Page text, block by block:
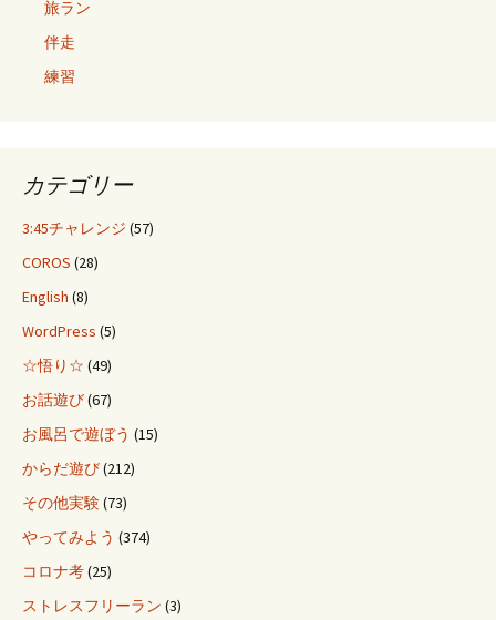
旅ラン
伴走
練習
カテゴリー
3:45チャレンジ (57)
COROS (28)
English (8)
WordPress (5)
☆悟り☆ (49)
お話遊び(67)
お風呂で遊ぼう (15)
からだ遊び(212)
その他実験(73)
やってみよう (374)
コロナ考(25)
ストレスフリーラン (3)